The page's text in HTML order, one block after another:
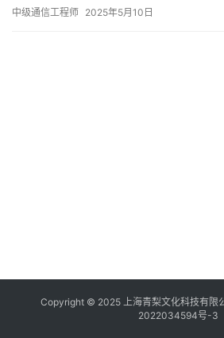
中级通信工程师 2025年5月10日
Copyright © 2025 上海青梨文化科技有限
2022034594号-3